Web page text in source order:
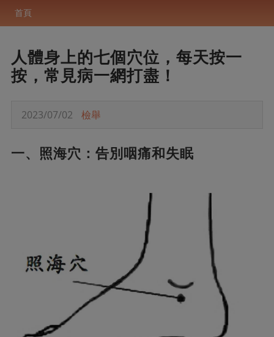
首頁
人體身上的七個穴位，每天按一
按，常見病一網打盡！
2023/07/02 檢舉
一、照海穴：告別咽痛和失眠